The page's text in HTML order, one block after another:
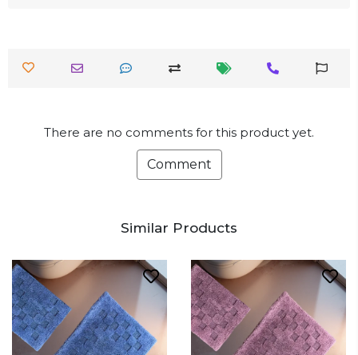
There are no comments for this product yet.
Comment
Similar Products